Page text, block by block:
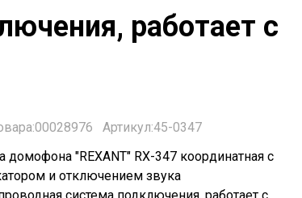
работает c
Артикул:45-0347
домофона "REXANT" RX-347 координатная с
и отключением звука